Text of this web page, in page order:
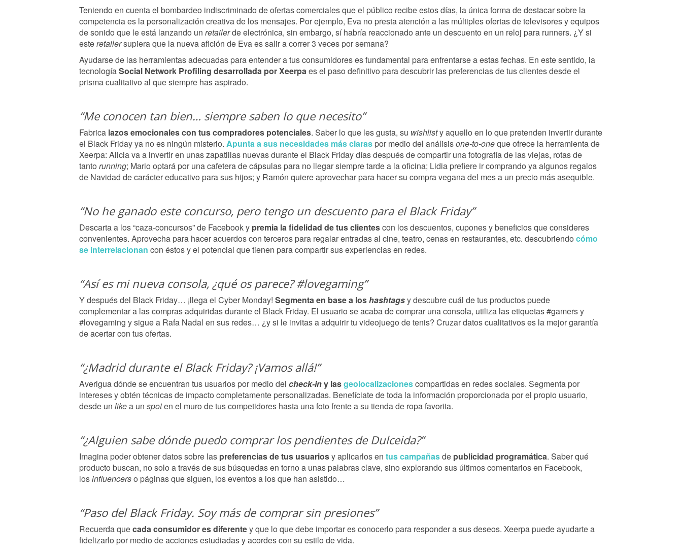
Teniendo en cuenta el bombardeo indiscriminado de ofertas comerciales que el público recibe estos días, la única forma de destacar sobre la
competencia es la personalización creativa de los mensajes. Por ejemplo, Eva no presta atención a las múltiples ofertas de televisores y equipos
de sonido que le está lanzando un retailerde electrónica, sin embargo, sí habría reaccionado ante un descuento en un reloj para runners. ¿Y si
esteretailersupiera que la nueva afición de Eva es salir a correr 3 veces por semana?
Ayudarse de las herramientas adecuadas para entender a tus consumidores es fundamental para enfrentarse a estas fechas. En este sentido, la
tecnologíaSocial Network Profiling desarrollada por Xeerpaes el paso definitivo para descubrir las preferencias de tus clientes desde el
prisma cualitativo al que siempre has aspirado.
“Me conocen tan bien… siempre saben lo que necesito”
Fabrica lazos emocionales con tus compradores potenciales. Saber lo que les gusta, su wishlisty aquello en lo que pretenden invertir durante
el Black Friday ya no es ningún misterio. Apunta a sus necesidades más claraspor medio del análisisone-to-oneque ofrece la herramienta de
Xeerpa: Alicia va a invertir en unas zapatillas nuevas durante el Black Friday días después de compartir una fotografía de las viejas, rotas de
tanto running; Mario optará por una cafetera de cápsulas para no llegar siempre tarde a la oficina; Lidia prefiere ir comprando ya algunos regalos
de Navidad de carácter educativo para sus hijos; y Ramón quiere aprovechar para hacer su compra vegana del mes a un precio más asequible.
“No he ganado este concurso, pero tengo un descuento para el Black Friday”
Descarta a los “caza-concursos” de Facebook y premia la fidelidad de tus clientescon los descuentos, cupones y beneficios que consideres
convenientes. Aprovecha para hacer acuerdos con terceros para regalar entradas al cine, teatro, cenas en restaurantes, etc. descubriendo cómo
se interrelacionan con éstos y el potencial que tienen para compartir sus experiencias en redes.
“Así es mi nueva consola, ¿qué os parece? #lovegaming”
Y después del Black Friday… ¡llega el Cyber Monday! Segmenta en base a loshashtagsy descubre cuál de tus productos puede
complementar a las compras adquiridas durante el Black Friday. El usuario se acaba de comprar una consola, utiliza las etiquetas #gamers y
#lovegaming y sigue a Rafa Nadal en sus redes… ¿y si le invitas a adquirir tu videojuego de tenis? Cruzar datos cualitativos es la mejor garantía
de acertar con tus ofertas.
“¿Madrid durante el Black Friday? ¡Vamos allá!”
Averigua dónde se encuentran tus usuarios por medio del check-iny lasgeolocalizacionescompartidas en redes sociales. Segmenta por
intereses y obtén técnicas de impacto completamente personalizadas. Benefíciate de toda la información proporcionada por el propio usuario,
desde un likea un spoten el muro de tus competidores hasta una foto frente a su tienda de ropa favorita.
“¿Alguien sabe dónde puedo comprar los pendientes de Dulceida?”
Imagina poder obtener datos sobre las preferencias de tus usuariosy aplicarlos en tus campañasde publicidad programática. Saber qué
producto buscan, no solo a través de sus búsquedas en torno a unas palabras clave, sino explorando sus últimos comentarios en Facebook,
losinfluencerso páginas que siguen, los eventos a los que han asistido…
“Paso del Black Friday. Soy más de comprar sin presiones”
Recuerda quecada consumidor es diferentey que lo que debe importar es conocerlo para responder a sus deseos. Xeerpa puede ayudarte a
fidelizarlo por medio de acciones estudiadas y acordes con su estilo de vida.